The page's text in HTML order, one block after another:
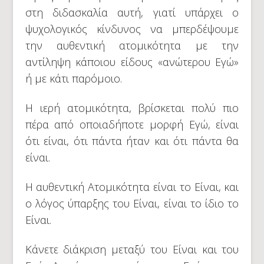
στη διδασκαλία αυτή, γιατί υπάρχει ο
ψυχολογικός κίνδυνος να μπερδέψουμε
την αυθεντική ατομικότητα με την
αντίληψη κάποιου είδους «ανώτερου Εγώ»
ή με κάτι παρόμοιο.
Η ιερή ατομικότητα, βρίσκεται πολύ πιο
πέρα από οποιαδήποτε μορφή Εγώ, είναι
ότι είναι, ότι πάντα ήταν και ότι πάντα θα
είναι.
Η αυθεντική Ατομικότητα είναι το Είναι, και
ο λόγος ύπαρξης του Είναι, είναι το ίδιο το
Είναι.
Κάνετε διάκριση μεταξύ του Είναι και του